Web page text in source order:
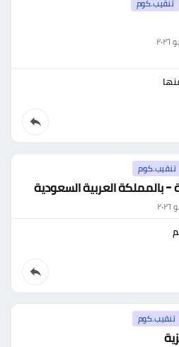
تنقيب.كوم
تنقيب.كوم
- بالمملكة العربية السعودية
تنقيب.كوم